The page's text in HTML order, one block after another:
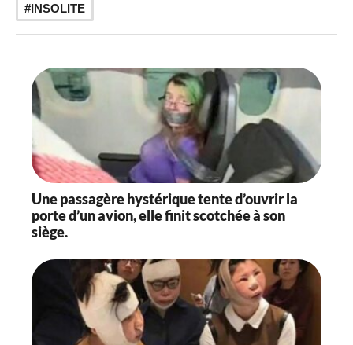
INSOLITE
Une passagère hystérique tente d’ouvrir la
porte d’un avion, elle finit scotchée à son
siège.